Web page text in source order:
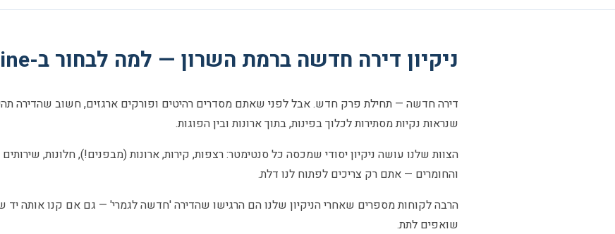
ניקיון דירה חדשה ברמת השרון — למה לבחור ב-Shlif & Shine?
דירה חדשה — תחילת פרק חדש. אבל לפני שאתם מסדרים רהיטים ופורקים ארגזים, חשוב שהדירה
שנראות נקיות מסתירות לכלוך בפינות, בתוך ארונות ובין הפוגות.
הצוות שלנו עושה ניקיון יסודי שמכסה כל סנטימטר: רצפות, קירות, ארונות (מבפנים!), חלונות,
והחומרים — אתם רק צריכים לפתוח לנו דלת.
הרבה לקוחות מספרים שאחרי הניקיון שלנו הם הרגישו שהדירה 'חדשה לגמרי' — גם אם קנו אותה יד
שואפים לתת.